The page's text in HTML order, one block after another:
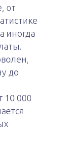
от
иногда
до
10 000